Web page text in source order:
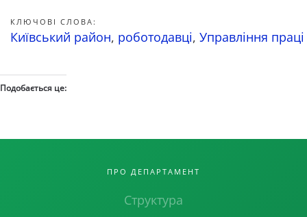
КЛЮЧОВІ СЛОВА:
Київський район, роботодавці, Управління
Подобається це:
ПРО ДЕПАРТАМЕНТ
Структура